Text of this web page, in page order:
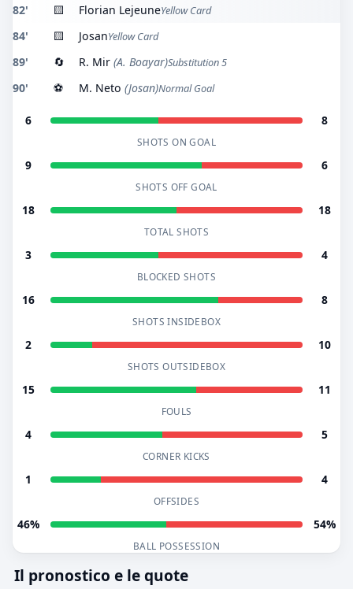
82' 🟨 Florian LejeuneYellow Card
84' 🟨 JosanYellow Card
89' 🔄 R. Mir (A. Boayar)Substitution 5
90' ⚽ M. Neto (Josan)Normal Goal
6 8
SHOTS ON GOAL
9 6
SHOTS OFF GOAL
18 18
TOTAL SHOTS
3 4
BLOCKED SHOTS
16 8
SHOTS INSIDEBOX
2 10
SHOTS OUTSIDEBOX
15 11
FOULS
4 5
CORNER KICKS
1 4
OFFSIDES
46% 54%
BALL POSSESSION
Il pronostico e le quote